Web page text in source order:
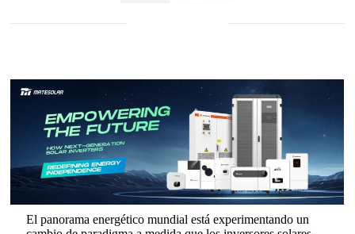
El panorama energético mundial está experimentando un